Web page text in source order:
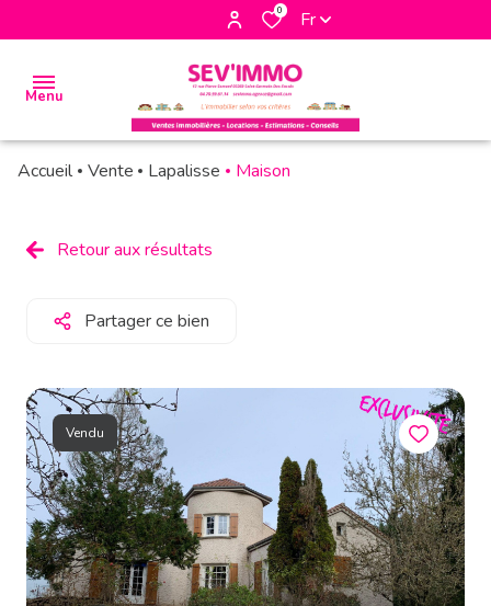
0 Fr
Menu
biens
à la
location
biens
vendus
estimation
alerte
Accueil Vente Lapalisse Maison
Retour aux résultats
Partager ce bien
Vendu